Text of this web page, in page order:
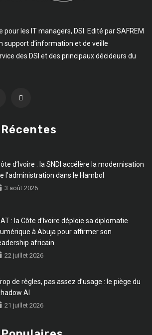
pour les IT managers, DSI. Edité par SAFREM
support d’information et de veille
des DSI et des principaux décideurs du
d’Ivoire : la SNDI accélère la modernisation
l’administration dans le Hambol
3 août 2026
: la Côte d’Ivoire déploie sa diplomatie
à Abuja pour affirmer son
africain
22 juillet 2026
de règles, pas assez d’usage : le piège du
AI
21 juillet 2026